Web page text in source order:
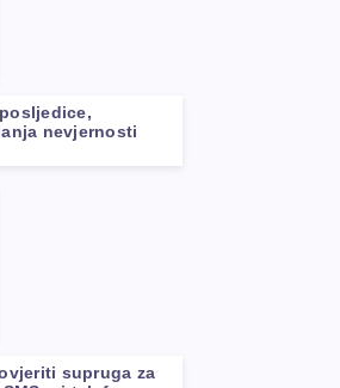
nevjernosti
supruga za